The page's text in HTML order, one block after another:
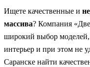
Ищете качественные и
массива? Компания
широкий выбор
интерьер и при этом не
Саранске найти